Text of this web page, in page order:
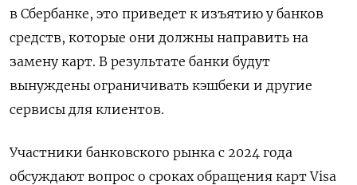
в Сбербанке, это приведет к изъятию у банков
средств, которые они должны направить на
замену карт. В результате банки будут
вынуждены ограничивать кэшбеки и другие
сервисы для клиентов.
Участники банковского рынка с 2024 года
обсуждают вопрос о сроках обращения карт Visa